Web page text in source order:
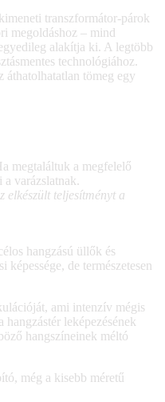
transzformátor-párok
megoldáshoz – mind
alakítja ki. A legtöbb
technológiához.
áthatolhatatlan tömeg egy
megtaláltuk a megfelelő
varázslatnak.
elkészült teljesítményt a
hangzású üllők és
de természetesen
ami intenzív mégis
leképezésének
hangszíneinek méltó
még a kisebb méretű